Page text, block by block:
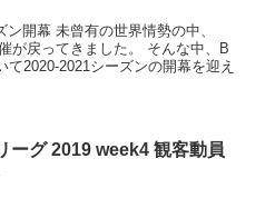
開幕 未曾有の世界情勢の中、
が戻ってきました。 そんな中、B
て2020-2021シーズンの開幕を迎え
ーグ 2019 week4 観客動員